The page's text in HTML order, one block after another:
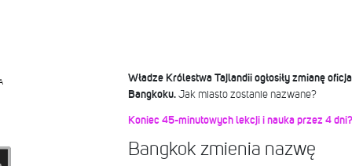
Władze Królestwa Tajlandii ogłosiły zmianę
Bangkoku.Jak miasto zostanie nazwane?
Koniec 45-minutowych lekcji i nauka przez 4
Bangkok zmienia nazwę